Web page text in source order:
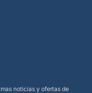
noticias y ofertas de